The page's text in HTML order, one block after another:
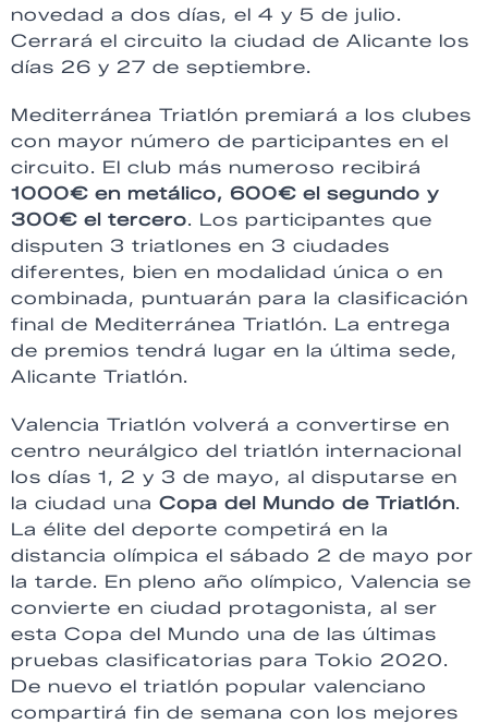
novedad a dos días, el 4 y 5 de julio.
Cerrará el circuito la ciudad de Alicante los
días 26 y 27 de septiembre.
Mediterránea Triatlón premiará a los clubes
con mayor número de participantes en el
circuito. El club más numeroso recibirá
1000€ en metálico, 600€ el segundo y
300€ el tercero. Los participantes que
disputen 3 triatlones en 3 ciudades
diferentes, bien en modalidad única o en
combinada, puntuarán para la clasificación
final de Mediterránea Triatlón. La entrega
de premios tendrá lugar en la última sede,
Alicante Triatlón.
Valencia Triatlón volverá a convertirse en
centro neurálgico del triatlón internacional
los días 1, 2 y 3 de mayo, al disputarse en
la ciudad una Copa del Mundo de Triatlón.
La élite del deporte competirá en la
distancia olímpica el sábado 2 de mayo por
la tarde. En pleno año olímpico, Valencia se
convierte en ciudad protagonista, al ser
esta Copa del Mundo una de las últimas
pruebas clasificatorias para Tokio 2020.
De nuevo el triatlón popular valenciano
compartirá fin de semana con los mejores